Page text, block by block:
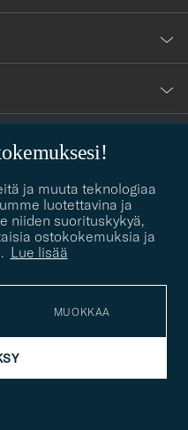
ja muuta teknologiaa
luotettavina ja
niiden suorituskykyä,
ostokokemuksia ja
Lue lisää
MUOKKAA
Me autamme sinua